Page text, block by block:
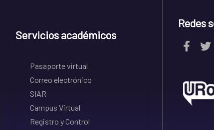
Servicios académicos
Pasaporte virtual
Correo electrónico
SIAR
Campus Virtual
Registro y Control
Redes